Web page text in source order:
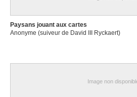
Paysans jouant aux cartes
Anonyme (suiveur de David III Ryckaert)
Image non